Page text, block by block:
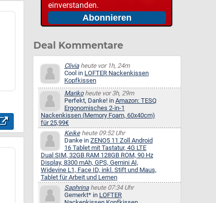
einverstanden.
Deal Kommentare
Cliviaheute vor 1h, 24m
Cool in LOFTER Nackenkissen
Kopfkissen
Marikoheute vor 3h, 29m
Perfekt, Danke! in Amazon: TESQ
Ergonomisches 2-in-1
Nackenkissen (Memory Foam, 60x40cm)
für 25,99€
Keikeheute 09:52 Uhr
Danke in ZENO5 11 Zoll Android
16 Tablet mit Tastatur, 4G LTE
Dual SIM, 32GB RAM 128GB ROM, 90 Hz
Display, 8300 mAh, GPS, Gemini AI,
Widevine L1, Face ID, inkl. Stift und Maus,
Tablet für Arbeit und Lernen
Saphrinaheute 07:34 Uhr
Gemerkt* in LOFTER